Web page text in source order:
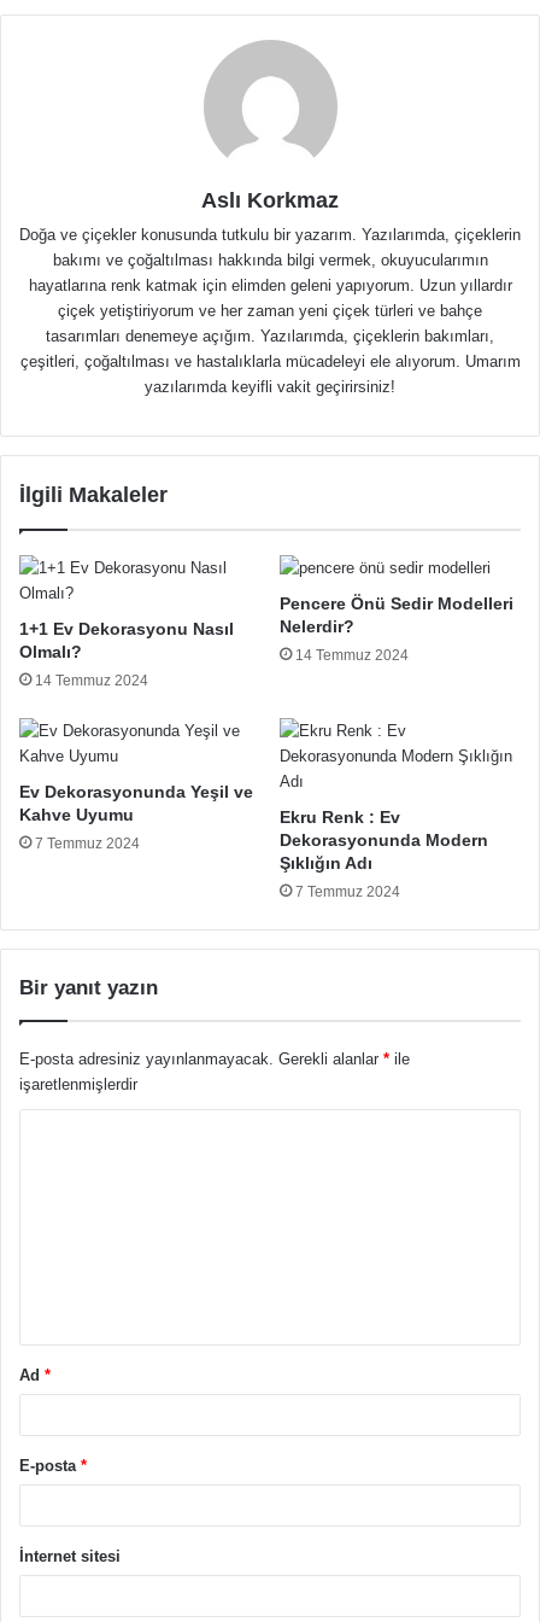
Aslı Korkmaz
Doğa ve çiçekler konusunda tutkulu bir yazarım. Yazılarımda, çiçeklerin
bakımı ve çoğaltılması hakkında bilgi vermek, okuyucularımın
hayatlarına renk katmak için elimden geleni yapıyorum. Uzun yıllardır
çiçek yetiştiriyorum ve her zaman yeni çiçek türleri ve bahçe
tasarımları denemeye açığım. Yazılarımda, çiçeklerin bakımları,
çeşitleri, çoğaltılması ve hastalıklarla mücadeleyi ele alıyorum. Umarım
yazılarımda keyifli vakit geçirirsiniz!
İlgili Makaleler
1+1 Ev Dekorasyonu Nasıl
Olmalı?
14 Temmuz 2024
Pencere Önü Sedir Modelleri
Nelerdir?
14 Temmuz 2024
Ev Dekorasyonunda Yeşil ve
Kahve Uyumu
7 Temmuz 2024
Ekru Renk : Ev
Dekorasyonunda Modern
Şıklığın Adı
7 Temmuz 2024
Bir yanıt yazın
E-posta adresiniz yayınlanmayacak. Gerekli alanlar * ile
işaretlenmişlerdir
Ad *
E-posta *
İnternet sitesi